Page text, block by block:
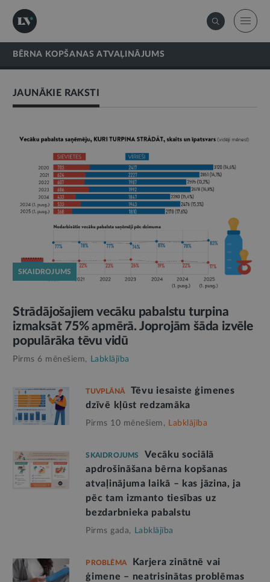
BĒRNA KOPŠANAS ATVAĻINĀJUMS
JAUNĀKIE RAKSTI
SKAIDROJUMS
Strādājošajiem vecāku pabalstu turpina
izmaksāt 75% apmērā. Joprojām šāda izvēle
populārāka tēvu vidū
Pirms 6 mēnešiem, Labklājība
TUVPLĀNĀ
Tēvu iesaiste ģimenes
dzīvē kļūst redzamāka
Pirms 10 mēnešiem, Labklājība
SKAIDROJUMS
Vecāku sociālā
apdrošināšana bērna kopšanas
atvaļinājuma laikā – kas jāzina, ja
pēc tam izmanto tiesības uz
bezdarbnieka pabalstu
Pirms gada, Labklājība
PROBLĒMA
Karjera zinātnē vai
ģimene – neatrisinātas problēmas